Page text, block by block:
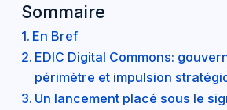
Sommaire
En Bref
EDIC Digital Commons:
périmètre et impulsion
Un lancement placé sous le